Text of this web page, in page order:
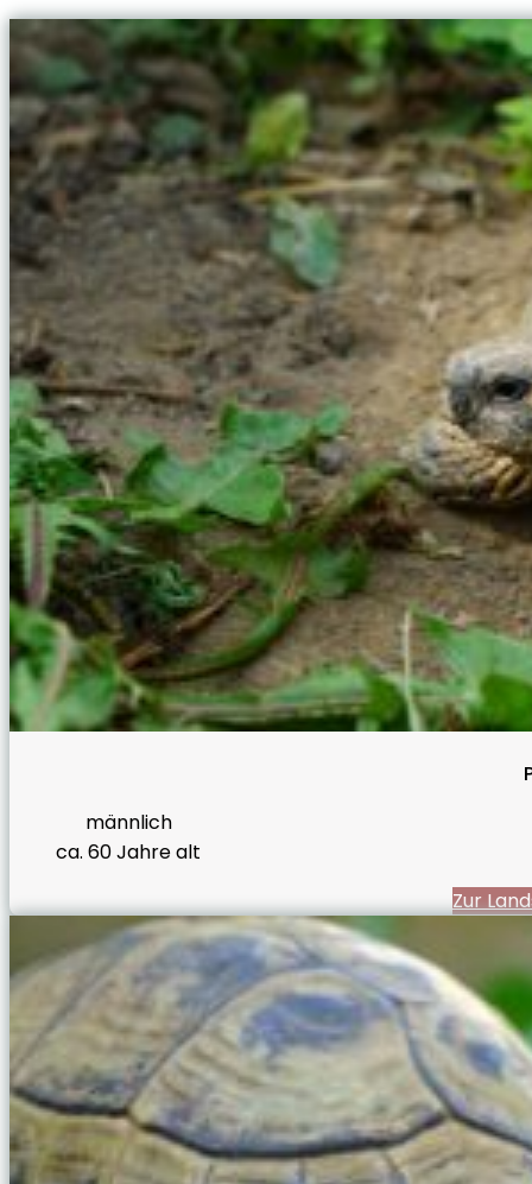
männlich
ca. 60 Jahre alt
Zur